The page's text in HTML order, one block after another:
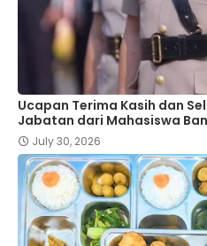
Ucapan Terima Kasih dan
Jabatan dari Mahasiswa
July 30, 2026